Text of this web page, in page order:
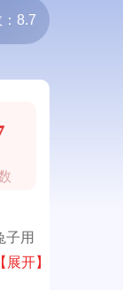
8.7
子用
【展开】